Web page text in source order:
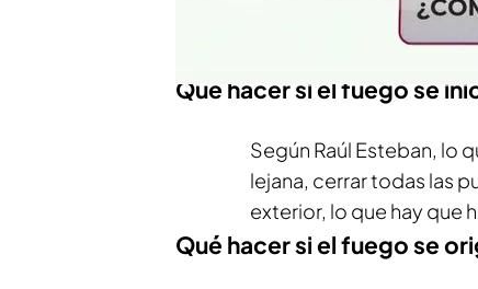
Todo va a
Qué hacer si el fuego se
Según Raúl Esteban, lo
lejana, cerrar todas las
exterior, lo que hay que
Qué hacer si el fuego se